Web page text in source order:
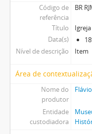
Código de
referência
BR
Título
Data(s)
Nível de descrição
Item
Área de
Nome do
produtor
Entidade
custodiadora